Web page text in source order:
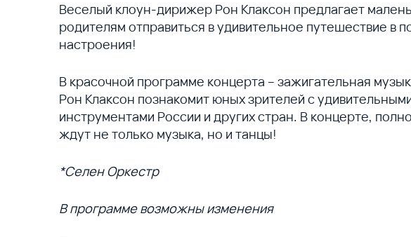
Веселый клоун-дирижер Рон Клаксон предлагает
родителям отправиться в удивительное путешествие в
настроения!
В красочной программе концерта – зажигательная
Рон Клаксон познакомит юных зрителей с
инструментами России и других стран. В концерте,
ждут не только музыка, но и танцы!
*Селен Оркестр
В программе возможны изменения